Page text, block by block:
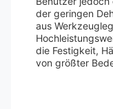
der geringen
aus
die Festigkeit,
von größter